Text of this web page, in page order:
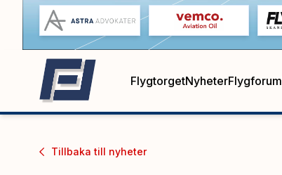
FlygtorgetNyheterFlygforum
Tillbaka till nyheter